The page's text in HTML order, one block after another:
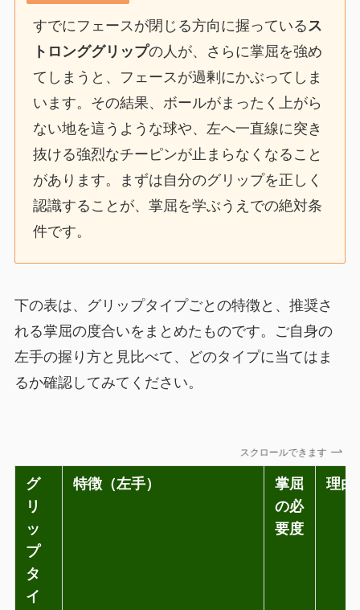
すでにフェースが閉じる方向に握っているス
トロンググリップの人が、さらに掌屈を強め
てしまうと、フェースが過剰にかぶってしま
います。その結果、ボールがまったく上がら
ない地を這うような球や、左へ一直線に突き
抜ける強烈なチーピンが止まらなくなること
があります。まずは自分のグリップを正しく
認識することが、掌屈を学ぶうえでの絶対条
件です。
下の表は、グリップタイプごとの特徴と、推奨さ
れる掌屈の度合いをまとめたものです。ご自身の
左手の握り方と見比べて、どのタイプに当てはま
るか確認してみてください。
スクロールできます
グ
リ
ッ
プ
タ
イ
特徴（左手）
掌屈
の必
要度
理由